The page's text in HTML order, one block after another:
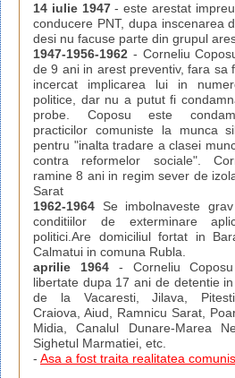
14 iulie 1947- este arestat
conducere PNT, dupa inscenarea
desi nu facuse parte din grupul
1947-1956-1962 - Corneliu
de 9 ani in arest preventiv, fara sa
incercat implicarea lui in
politice, dar nu a putut fi
probe. Coposu este
practicilor comuniste la munca
pentru "inalta tradare a clasei
contra reformelor sociale".
ramine 8 ani in regim sever de
Sarat
1962-1964 Se imbolnaveste
conditiilor de exterminare
politici.Are domiciliul fortat in
Calmatui in comuna Rubla.
aprilie 1964- Corneliu
libertate dupa 17 ani de detentie
de la Vacaresti, Jilava,
Craiova, Aiud, Ramnicu Sarat,
Midia, Canalul Dunare-Marea
Sighetul Marmatiei, etc.
- Asa a fost traita realitatea